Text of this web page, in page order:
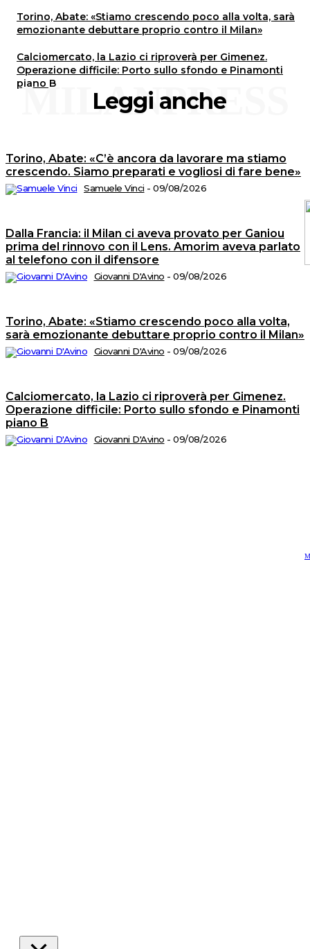
Torino, Abate: «Stiamo crescendo poco alla volta, sarà
emozionante debuttare proprio contro il Milan»
Calciomercato, la Lazio ci riproverà per Gimenez.
Operazione difficile: Porto sullo sfondo e Pinamonti
piano B
Leggi anche
MILANPRESS
Torino, Abate: «C’è ancora da lavorare ma stiamo
crescendo. Siamo preparati e vogliosi di fare bene»
Samuele Vinci - 09/08/2026
Dalla Francia: il Milan ci aveva provato per Ganiou
prima del rinnovo con il Lens. Amorim aveva parlato
al telefono con il difensore
Giovanni D'Avino - 09/08/2026
Torino, Abate: «Stiamo crescendo poco alla volta,
sarà emozionante debuttare proprio contro il Milan»
Giovanni D'Avino - 09/08/2026
Calciomercato, la Lazio ci riproverà per Gimenez.
Operazione difficile: Porto sullo sfondo e Pinamonti
piano B
Giovanni D'Avino - 09/08/2026